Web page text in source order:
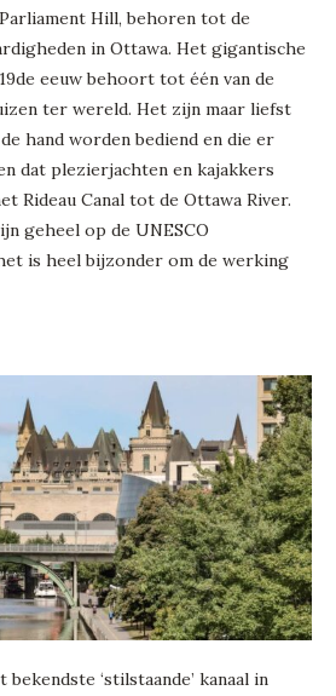
Parliament Hill, behoren tot de
in Ottawa. Het gigantische
eeuw behoort tot één van de
ter wereld. Het zijn maar liefst
hand worden bediend en die er
dat plezierjachten en kajakkers
Rideau Canal tot de Ottawa River.
geheel op de UNESCO
is heel bijzonder om de werking
‘stilstaande’ kanaal in